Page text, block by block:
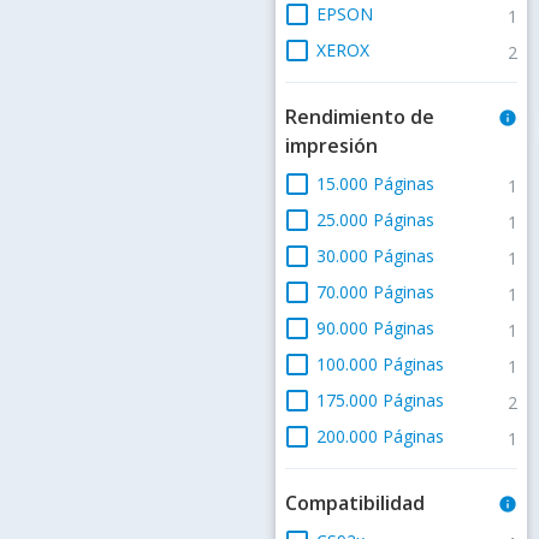
check_box_outline_blank EPSON 1
check_box_outline_blank XEROX 2
Rendimiento de
impresión
info
check_box_outline_blank 15.000 Páginas 1
check_box_outline_blank 25.000 Páginas 1
check_box_outline_blank 30.000 Páginas 1
check_box_outline_blank 70.000 Páginas 1
check_box_outline_blank 90.000 Páginas 1
check_box_outline_blank 100.000 Páginas 1
check_box_outline_blank 175.000 Páginas 2
check_box_outline_blank 200.000 Páginas 1
Compatibilidad info